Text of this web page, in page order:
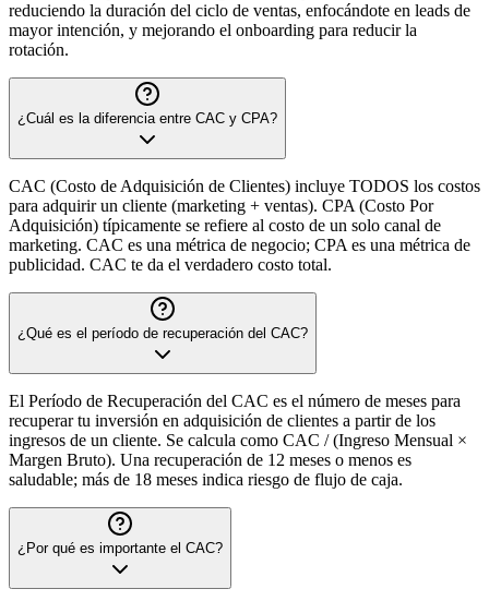
reduciendo la duración del ciclo de ventas, enfocándote en leads de
mayor intención, y mejorando el onboarding para reducir la
rotación.
¿Cuál es la diferencia entre CAC y CPA?
CAC (Costo de Adquisición de Clientes) incluye TODOS los costos
para adquirir un cliente (marketing + ventas). CPA (Costo Por
Adquisición) típicamente se refiere al costo de un solo canal de
marketing. CAC es una métrica de negocio; CPA es una métrica de
publicidad. CAC te da el verdadero costo total.
¿Qué es el período de recuperación del CAC?
El Período de Recuperación del CAC es el número de meses para
recuperar tu inversión en adquisición de clientes a partir de los
ingresos de un cliente. Se calcula como CAC / (Ingreso Mensual ×
Margen Bruto). Una recuperación de 12 meses o menos es
saludable; más de 18 meses indica riesgo de flujo de caja.
¿Por qué es importante el CAC?